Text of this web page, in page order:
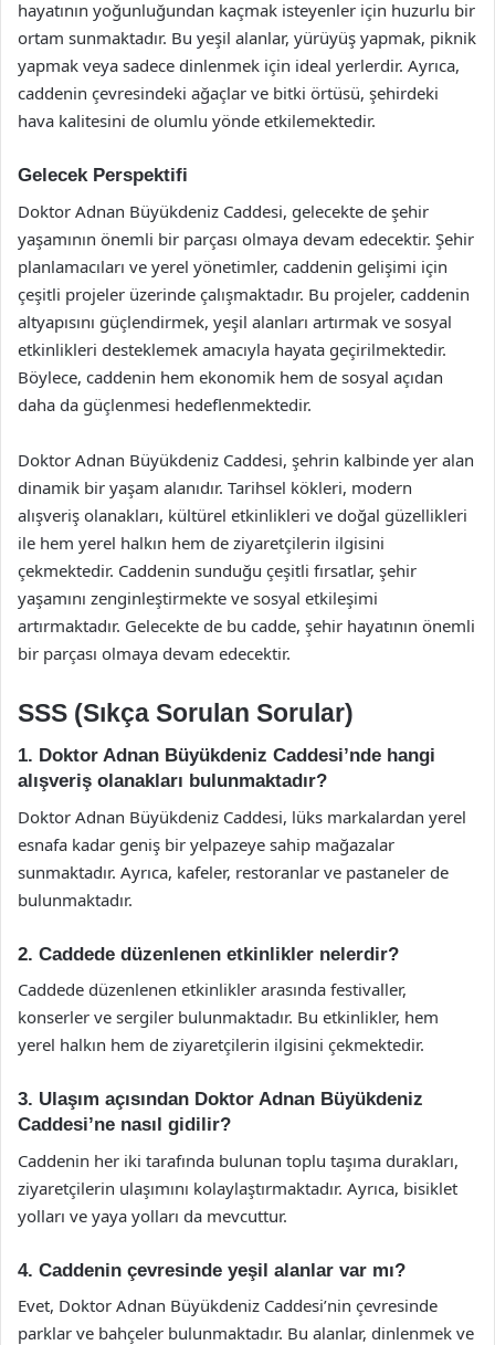
hayatının yoğunluğundan kaçmak isteyenler için huzurlu bir
ortam sunmaktadır. Bu yeşil alanlar, yürüyüş yapmak, piknik
yapmak veya sadece dinlenmek için ideal yerlerdir. Ayrıca,
caddenin çevresindeki ağaçlar ve bitki örtüsü, şehirdeki
hava kalitesini de olumlu yönde etkilemektedir.
Gelecek Perspektifi
Doktor Adnan Büyükdeniz Caddesi, gelecekte de şehir
yaşamının önemli bir parçası olmaya devam edecektir. Şehir
planlamacıları ve yerel yönetimler, caddenin gelişimi için
çeşitli projeler üzerinde çalışmaktadır. Bu projeler, caddenin
altyapısını güçlendirmek, yeşil alanları artırmak ve sosyal
etkinlikleri desteklemek amacıyla hayata geçirilmektedir.
Böylece, caddenin hem ekonomik hem de sosyal açıdan
daha da güçlenmesi hedeflenmektedir.
Doktor Adnan Büyükdeniz Caddesi, şehrin kalbinde yer alan
dinamik bir yaşam alanıdır. Tarihsel kökleri, modern
alışveriş olanakları, kültürel etkinlikleri ve doğal güzellikleri
ile hem yerel halkın hem de ziyaretçilerin ilgisini
çekmektedir. Caddenin sunduğu çeşitli fırsatlar, şehir
yaşamını zenginleştirmekte ve sosyal etkileşimi
artırmaktadır. Gelecekte de bu cadde, şehir hayatının önemli
bir parçası olmaya devam edecektir.
SSS (Sıkça Sorulan Sorular)
1. Doktor Adnan Büyükdeniz Caddesi’nde hangi
alışveriş olanakları bulunmaktadır?
Doktor Adnan Büyükdeniz Caddesi, lüks markalardan yerel
esnafa kadar geniş bir yelpazeye sahip mağazalar
sunmaktadır. Ayrıca, kafeler, restoranlar ve pastaneler de
bulunmaktadır.
2. Caddede düzenlenen etkinlikler nelerdir?
Caddede düzenlenen etkinlikler arasında festivaller,
konserler ve sergiler bulunmaktadır. Bu etkinlikler, hem
yerel halkın hem de ziyaretçilerin ilgisini çekmektedir.
3. Ulaşım açısından Doktor Adnan Büyükdeniz
Caddesi’ne nasıl gidilir?
Caddenin her iki tarafında bulunan toplu taşıma durakları,
ziyaretçilerin ulaşımını kolaylaştırmaktadır. Ayrıca, bisiklet
yolları ve yaya yolları da mevcuttur.
4. Caddenin çevresinde yeşil alanlar var mı?
Evet, Doktor Adnan Büyükdeniz Caddesi’nin çevresinde
parklar ve bahçeler bulunmaktadır. Bu alanlar, dinlenmek ve